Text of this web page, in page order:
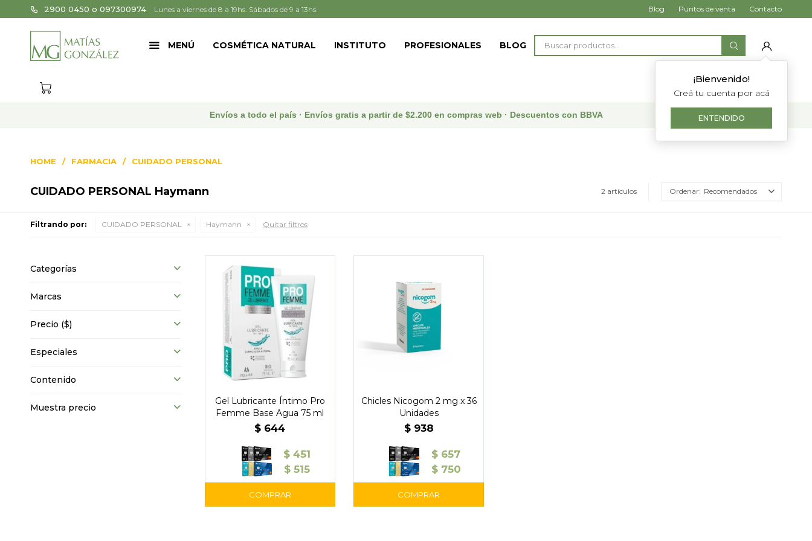
MENÚ COSMÉTICA NATURAL INSTITUTO PROFESIONALES BLOG
¡Bienvenido!
Creá tu cuenta por acá
ENTENDIDO
2900 0450 o 097300974 Lunes a viernes de 8 a 19hs. Sábados de 9 a 13hs. Blog Puntos de venta Contacto
Envíos a todo el país · Envíos gratis a partir de $2.200 en compras web · Descuentos con BBVA
HOME FARMACIA CUIDADO PERSONAL
CUIDADO PERSONAL Haymann 2 artículos Recomendados
Filtrando por: CUIDADO PERSONAL Haymann Quitar filtros
Gel Lubricante Íntimo Pro
Femme Base Agua 75 ml
$ 644
$ 451
$ 515
Chicles Nicogom 2 mg x 36
Unidades
$ 938
$ 657
$ 750
Categorías
Marcas
Precio ($)
Especiales
Contenido
Muestra precio